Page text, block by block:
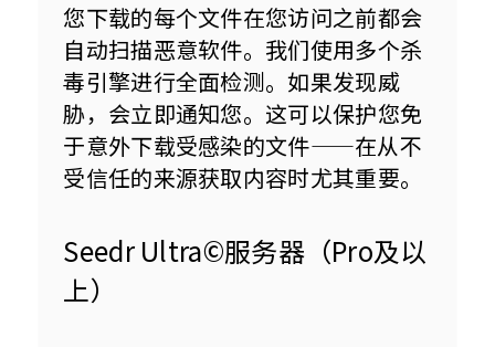
您下载的每个文件在您访问之前都会
自动扫描恶意软件。我们使用多个杀
毒引擎进行全面检测。如果发现威
胁，会立即通知您。这可以保护您免
于意外下载受感染的文件——在从不
受信任的来源获取内容时尤其重要。
Seedr Ultra©服务器（Pro及以
上）